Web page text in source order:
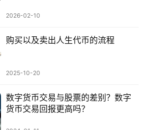
2026-02-10
购买以及卖出人生代币的流程
2025-10-20
数字货币交易与股票的差别？数字
货币交易回报更高吗？